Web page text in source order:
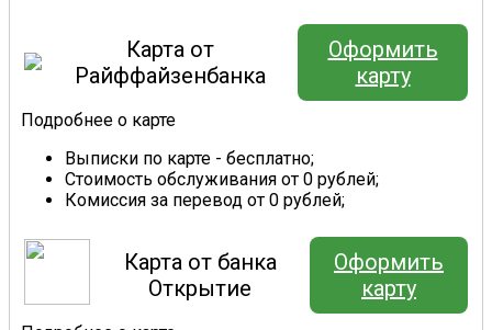
Карта от
Райффайзенбанка
Оформить
карту
Подробнее о карте
Выписки по карте - бесплатно;
Стоимость обслуживания от 0 рублей;
Комиссия за перевод от 0 рублей;
Карта от банка
Открытие
Оформить
карту